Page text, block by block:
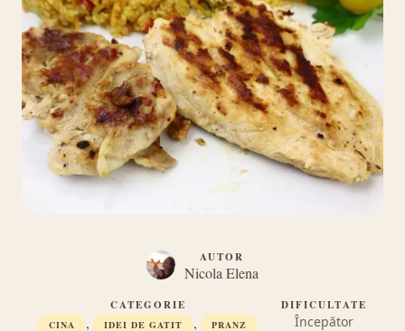
AUTOR
Nicola Elena
CATEGORIE
CINA , IDEI DE GATIT , PRANZ
DIFICULTATE
Începător